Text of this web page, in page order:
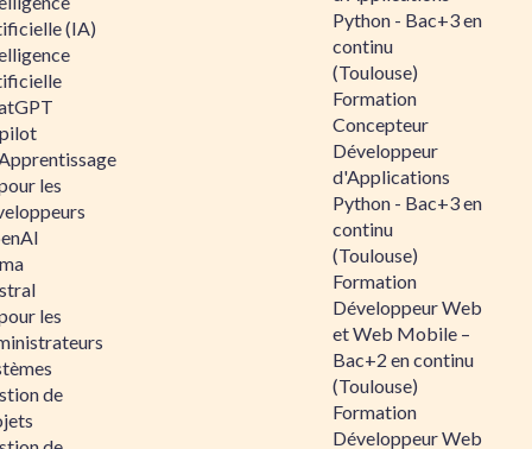
(IA)
les
les
de
Python - Bac+3 en
continu
(Toulouse)
Formation
Concepteur
Développeur
d'Applications
Python - Bac+3 en
continu
(Toulouse)
Formation
Développeur Web
et Web Mobile –
Bac+2 en continu
(Toulouse)
Formation
Développeur Web